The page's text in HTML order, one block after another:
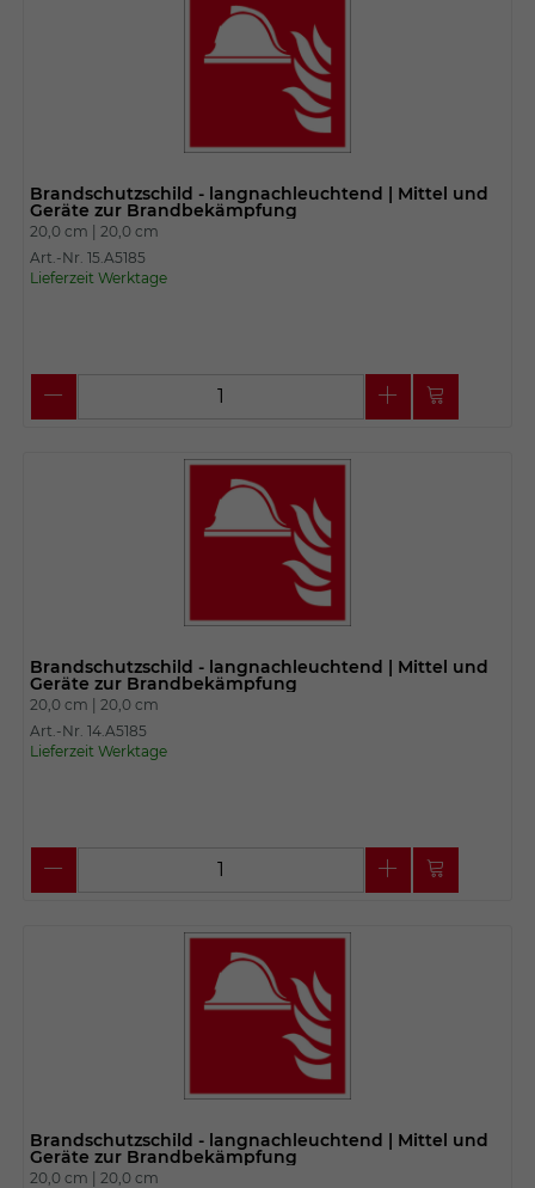
Brandschutzschild - langnachleuchtend | Mittel und
Geräte zur Brandbekämpfung
20,0 cm | 20,0 cm
Art.-Nr. 15.A5185
Lieferzeit Werktage
Brandschutzschild - langnachleuchtend | Mittel und
Geräte zur Brandbekämpfung
20,0 cm | 20,0 cm
Art.-Nr. 14.A5185
Lieferzeit Werktage
Brandschutzschild - langnachleuchtend | Mittel und
Geräte zur Brandbekämpfung
20,0 cm | 20,0 cm